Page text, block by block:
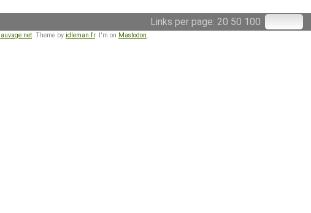
Links per page: 20 50 100
. Theme by idleman.fr. I'm on Mastodon.